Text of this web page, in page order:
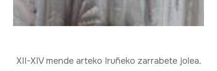
XII-XIV mende arteko Iruñeko zarrabete jolea.